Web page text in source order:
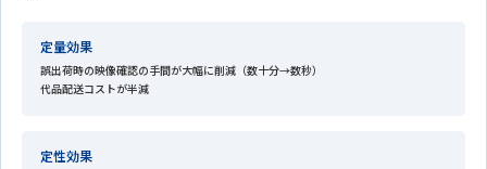
定量効果
誤出荷時の映像確認の手間が大幅に削減（数十分→数秒）
代品配送コストが半減
定性効果